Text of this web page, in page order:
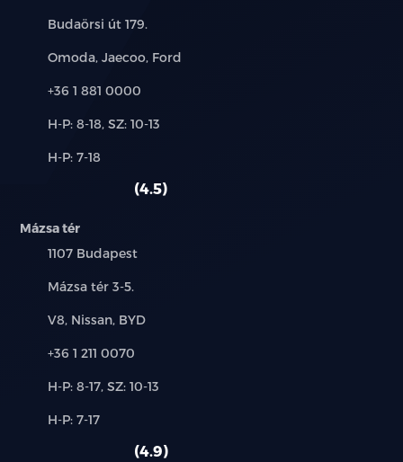
Cím:
Budaörsi út 179.
Márkák:
Omoda, Jaecoo, Ford
Telefon:
+36 1 881 0000
Új-
használt
H-P: 8-18, SZ: 10-13
Alkatrész,
H-P: 7-18
4.5
Mázsa tér
Település:
1107 Budapest
Cím:
Mázsa tér 3-5.
Márkák:
V8, Nissan, BYD
Telefon:
+36 1 211 0070
Új-
használt
H-P: 8-17, SZ: 10-13
Alkatrész,
H-P: 7-17
4.9